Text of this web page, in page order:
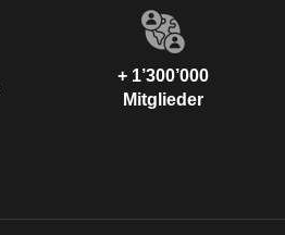
+ 1’300’000
Mitglieder